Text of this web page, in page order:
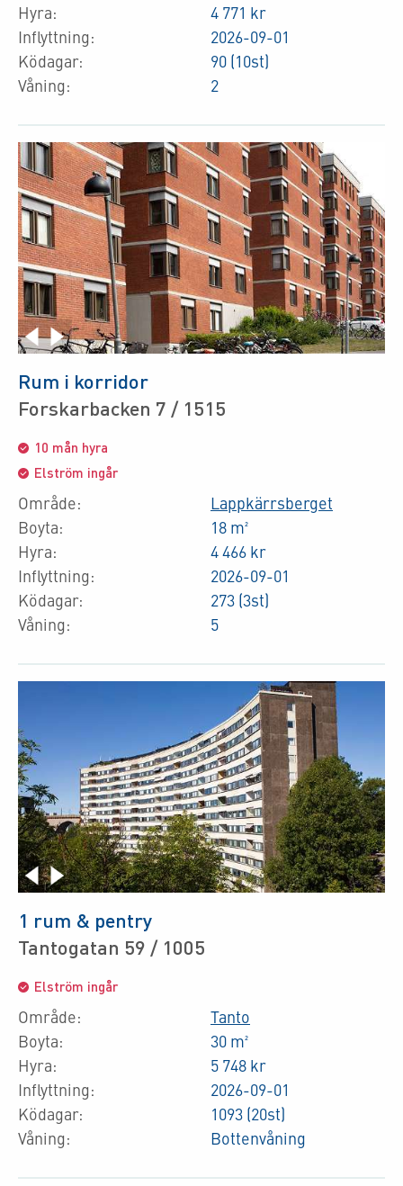
Hyra:
Inflyttning:
Ködagar:
Våning:
4 771 kr
2026-09-01
90 (10st)
2
Rum i korridor
Forskarbacken 7 / 1515
10 mån hyra
Elström ingår
Område:
Boyta:
Hyra:
Inflyttning:
Ködagar:
Våning:
Lappkärrsberget
18 m²
4 466 kr
2026-09-01
273 (3st)
5
1 rum & pentry
Tantogatan 59 / 1005
Elström ingår
Område:
Boyta:
Hyra:
Inflyttning:
Ködagar:
Våning:
Tanto
30 m²
5 748 kr
2026-09-01
1093 (20st)
Bottenvåning